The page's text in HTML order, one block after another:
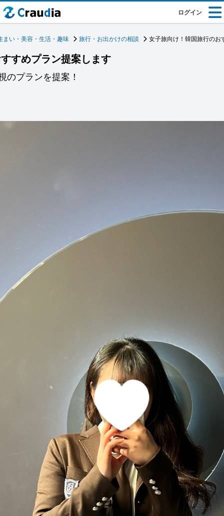
ログイン
まい・美容・生活・趣味 旅行・お出かけの相談 女子旅向け！韓国旅行のお
すめプラン提案します
のプランを提案！